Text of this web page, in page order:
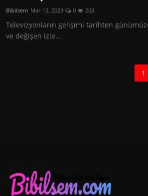
Bibilsem Mar 15, 2023 0 208
Televizyonların gelişimi tarihten
ve değişen izle...
1